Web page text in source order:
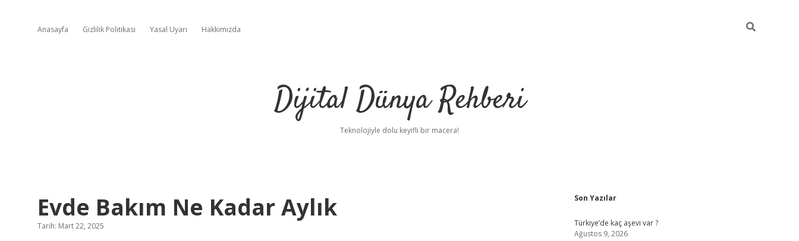
Anasayfa Gizlilik Politikası Yasal Uyarı Hakkımızda
Dijital Dünya Rehberi
Teknolojiyle dolu keyifli bir macera!
Evde Bakım Ne Kadar Aylık
Tarih: Mart 22, 2025
Sidebar
Son Yazılar
Türkiye’de kaç aşevi var ?
Ağustos 9, 2026